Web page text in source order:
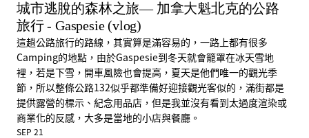
城市逃脫的森林之旅— 加拿大魁北克的公路
旅行 - Gaspesie (vlog)
這趟公路旅行的路線，其實算是滿容易的，一路上都有很多
Camping的地點，由於Gaspesie到冬天就會籠罩在冰天雪地
裡，若是下雪，開車風險也會提高，夏天是他們唯一的觀光季
節，所以整條公路132似乎都準備好迎接觀光客似的，滿街都是
提供露營的標示、紀念用品店，但是我並沒有看到太過度渲染或
商業化的反感，大多是當地的小店與餐廳。
SEP 21